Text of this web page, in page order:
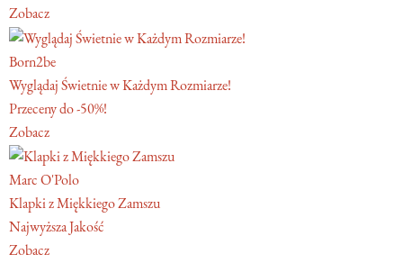
Zobacz
Born2be
Wyglądaj Świetnie w Każdym Rozmiarze!
Przeceny do -50%!
Zobacz
Marc O'Polo
Klapki z Miękkiego Zamszu
Najwyższa Jakość
Zobacz